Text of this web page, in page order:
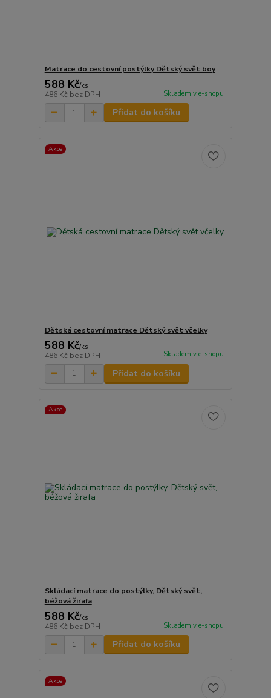
Matrace do cestovní postýlky Dětský svět boy
588 Kč/ks
486 Kč bez DPH Skladem v e-shopu
Přidat do košíku
Akce
Dětská cestovní matrace Dětský svět včelky
588 Kč/ks
486 Kč bez DPH Skladem v e-shopu
Přidat do košíku
Akce
Skládací matrace do postýlky, Dětský svět,
béžová žirafa
588 Kč/ks
486 Kč bez DPH Skladem v e-shopu
Přidat do košíku
Akce